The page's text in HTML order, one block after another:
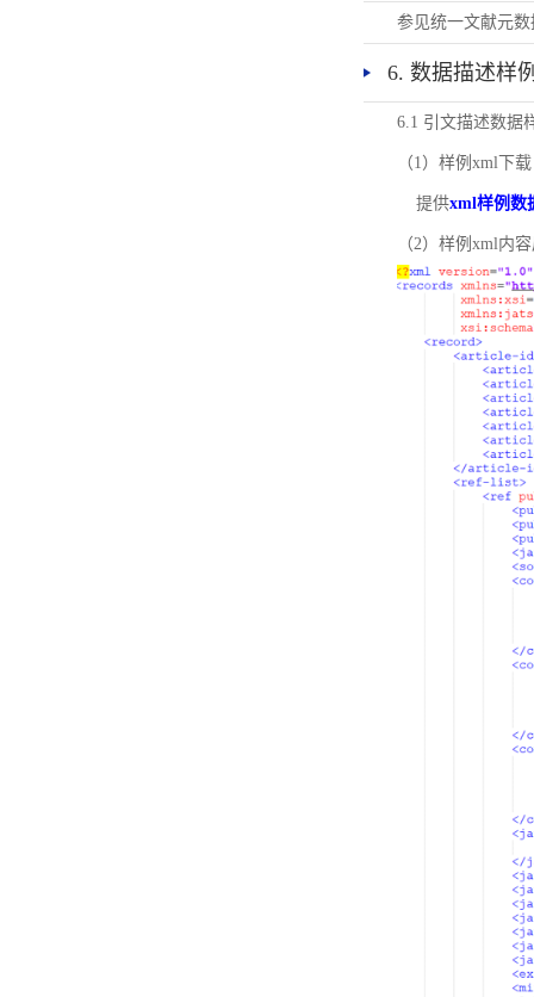
参见统一文献元
6. 数据描述样
6.1 引文描述数据
（1）样例xml下载
提供xml样例数
（2）样例xml内